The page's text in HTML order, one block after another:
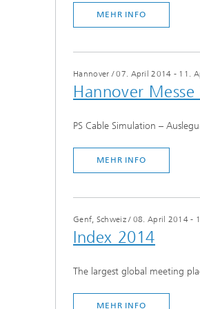
MEHR INFO
Hannover /07. April 2014 - 11.
Hannover
PS Cable Simulation –
MEHR INFO
Genf, Schweiz/ 08. April 2014 -
Index 2014
The largest global meeting
MEHR INFO